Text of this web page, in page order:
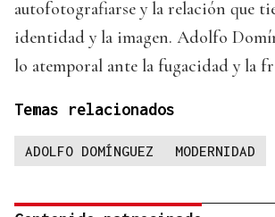
autofotografiarse y la relación que
identidad y la imagen. Adolfo
lo atemporal ante la fugacidad y la
Temas relacionados
ADOLFO DOMÍNGUEZ MODERNIDAD